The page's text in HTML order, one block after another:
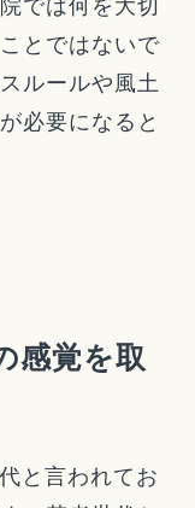
とではないで
ルールや風土
必要になると
感覚を取
と言われてお